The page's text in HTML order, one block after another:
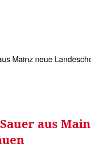
Mainz neue
aus